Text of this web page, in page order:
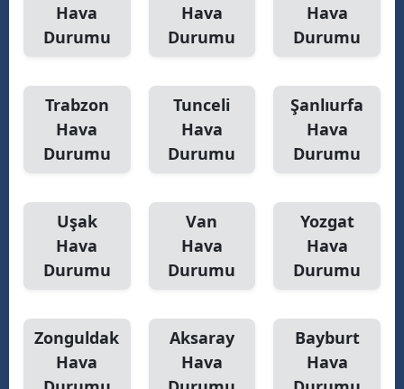
Hava
Durumu
Hava
Durumu
Hava
Durumu
Trabzon
Hava
Durumu
Tunceli
Hava
Durumu
Şanlıurfa
Hava
Durumu
Uşak
Hava
Durumu
Van
Hava
Durumu
Yozgat
Hava
Durumu
Zonguldak
Hava
Aksaray
Hava
Bayburt
Hava